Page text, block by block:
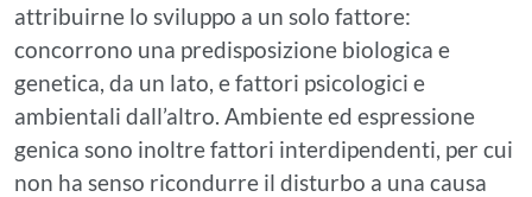
attribuirne lo sviluppo a un solo fattore:
concorrono una predisposizione biologica e
genetica, da un lato, e fattori psicologici e
ambientali dall’altro. Ambiente ed espressione
genica sono inoltre fattori interdipendenti, per cui
non ha senso ricondurre il disturbo a una causa